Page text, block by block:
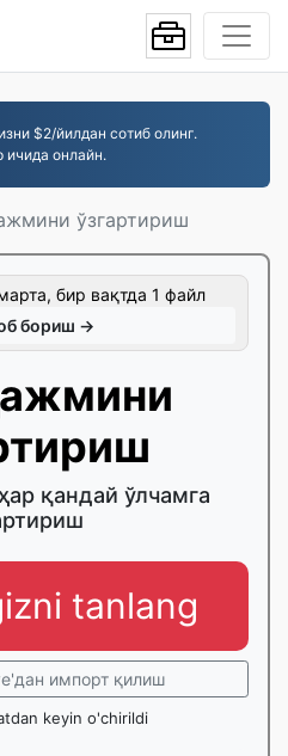
$2/йилдан сотиб олинг.
ичида онлайн.
ўзгартириш
бир вақтда 1 файл
бориш →
қандай ўлчамга
tanlang
импорт қилиш
keyin o'chirildi